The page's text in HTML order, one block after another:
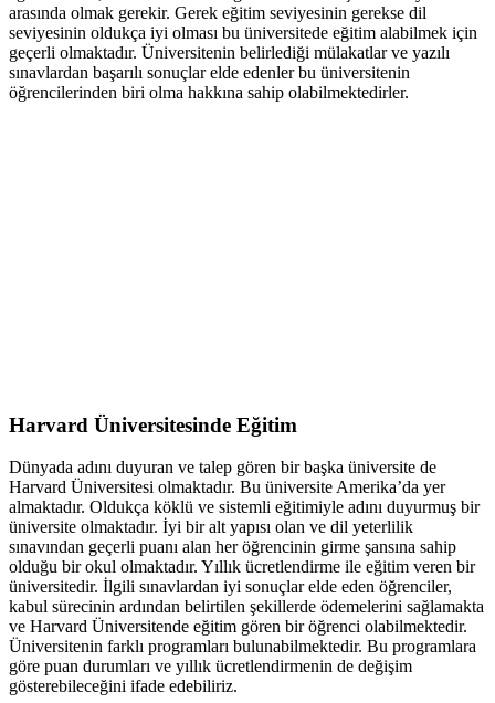
arasında olmak gerekir. Gerek eğitim seviyesinin gerekse dil
seviyesinin oldukça iyi olması bu üniversitede eğitim alabilmek için
geçerli olmaktadır. Üniversitenin belirlediği mülakatlar ve yazılı
sınavlardan başarılı sonuçlar elde edenler bu üniversitenin
öğrencilerinden biri olma hakkına sahip olabilmektedirler.
Harvard Üniversitesinde Eğitim
Dünyada adını duyuran ve talep gören bir başka üniversite de
Harvard Üniversitesi olmaktadır. Bu üniversite Amerika’da yer
almaktadır. Oldukça köklü ve sistemli eğitimiyle adını duyurmuş bir
üniversite olmaktadır. İyi bir alt yapısı olan ve dil yeterlilik
sınavından geçerli puanı alan her öğrencinin girme şansına sahip
olduğu bir okul olmaktadır. Yıllık ücretlendirme ile eğitim veren bir
üniversitedir. İlgili sınavlardan iyi sonuçlar elde eden öğrenciler,
kabul sürecinin ardından belirtilen şekillerde ödemelerini sağlamakta
ve Harvard Üniversitende eğitim gören bir öğrenci olabilmektedir.
Üniversitenin farklı programları bulunabilmektedir. Bu programlara
göre puan durumları ve yıllık ücretlendirmenin de değişim
gösterebileceğini ifade edebiliriz.